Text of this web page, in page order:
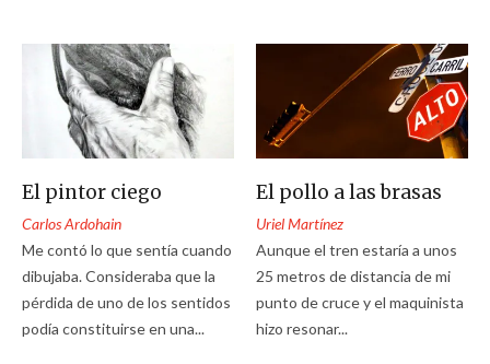
El pintor ciego
Carlos Ardohain
Me contó lo que sentía cuando
dibujaba. Consideraba que la
pérdida de uno de los sentidos
podía constituirse en una...
El pollo a las brasas
Uriel Martínez
Aunque el tren estaría a unos
25 metros de distancia de mi
punto de cruce y el maquinista
hizo resonar...